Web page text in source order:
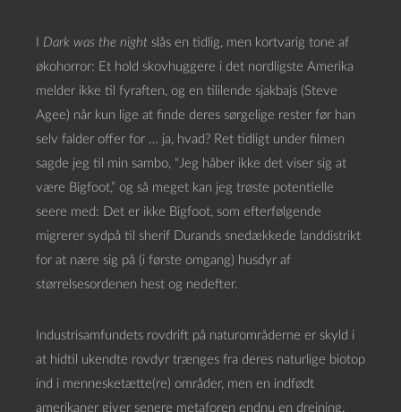
Dark was the night slås en tidlig, men kortvarig tone af
økohorror: Et hold skovhuggere i det nordligste Amerika
melder ikke til fyraften, og en tililende sjakbajs (Steve
Agee) når kun lige at finde deres sørgelige rester før han
selv falder offer for … ja, hvad? Ret tidligt under filmen
sagde jeg til min sambo, “Jeg håber ikke det viser sig at
være Bigfoot,” og så meget kan jeg trøste potentielle
seere med: Det er ikke Bigfoot, som efterfølgende
migrerer sydpå til sherif Durands snedækkede landdistrikt
for at nære sig på (i første omgang) husdyr af
størrelsesordenen hest og nedefter.
Industrisamfundets rovdrift på naturområderne er skyld i
at hidtil ukendte rovdyr trænges fra deres naturlige biotop
ind i mennesketætte(re) områder, men en indfødt
amerikaner giver senere metaforen endnu en drejning.